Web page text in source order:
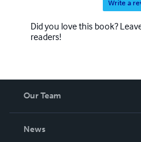
Write a
Did you love this book?
readers!
Our Team
News